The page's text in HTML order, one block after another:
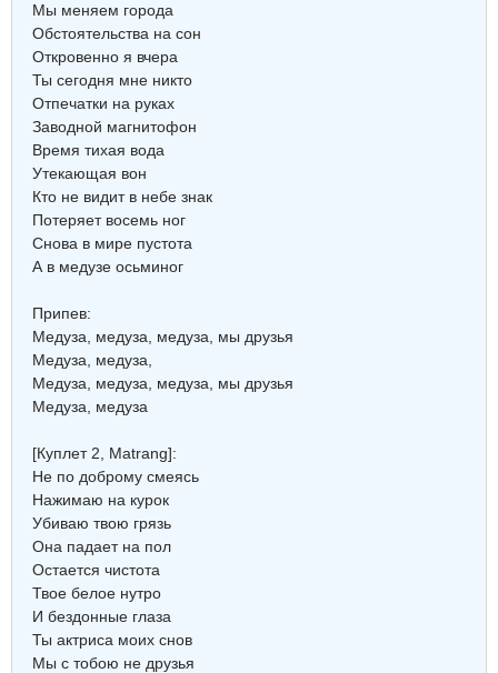
Мы меняем города
Обстоятельства на сон
Откровенно я вчера
Ты сегодня мне никто
Отпечатки на руках
Заводной магнитофон
Время тихая вода
Утекающая вон
Кто не видит в небе знак
Потеряет восемь ног
Снова в мире пустота
А в медузе осьминог
Припев:
Медуза, медуза, медуза, мы друзья
Медуза, медуза,
Медуза, медуза, медуза, мы друзья
Медуза, медуза
[Куплет 2, Matrang]:
Не по доброму смеясь
Нажимаю на курок
Убиваю твою грязь
Она падает на пол
Остается чистота
Твое белое нутро
И бездонные глаза
Ты актриса моих снов
Мы с тобою не друзья